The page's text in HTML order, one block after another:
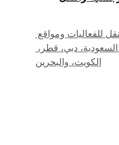
للفعاليات ومواقع
السعودية، دبي، قطر،
الكويت، والبحرين